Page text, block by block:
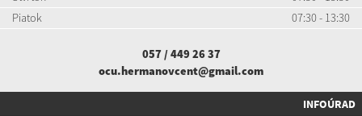
Piatok
07:30 - 13:30
057 / 449 26 37
ocu.hermanovcent@gmail.com
INFOÚRAD